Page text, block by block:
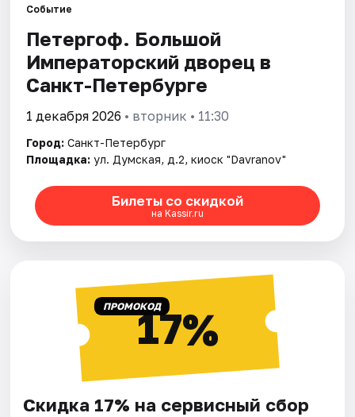
Событие
Петергоф. Большой
Императорский дворец в
Санкт-Петербурге
1 декабря 2026 • вторник • 11:30
Город: Санкт-Петербург
Площадка: ул. Думская, д.2, киоск "Davranov"
Билеты со скидкой
на Kassir.ru
ПРОМОКОД17%
Скидка 17% на сервисный сбор